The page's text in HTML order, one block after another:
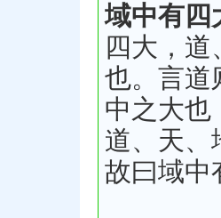
域中有四
四大，
也。言道
中之大也
道、天、
故曰域中